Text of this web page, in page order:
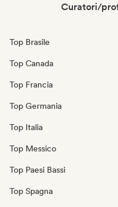
Curatori/
Top Brasile
Top Canada
Top Francia
Top Germania
Top Italia
Top Messico
Top Paesi Bassi
Top Spagna